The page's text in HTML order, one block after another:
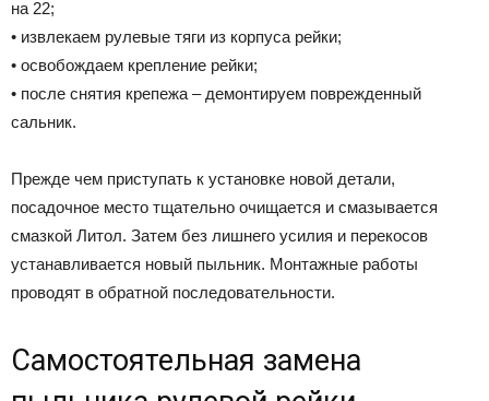
на 22;
• извлекаем рулевые тяги из корпуса рейки;
• освобождаем крепление рейки;
• после снятия крепежа – демонтируем поврежденный
сальник.
Прежде чем приступать к установке новой детали,
посадочное место тщательно очищается и смазывается
смазкой Литол. Затем без лишнего усилия и перекосов
устанавливается новый пыльник. Монтажные работы
проводят в обратной последовательности.
Самостоятельная замена